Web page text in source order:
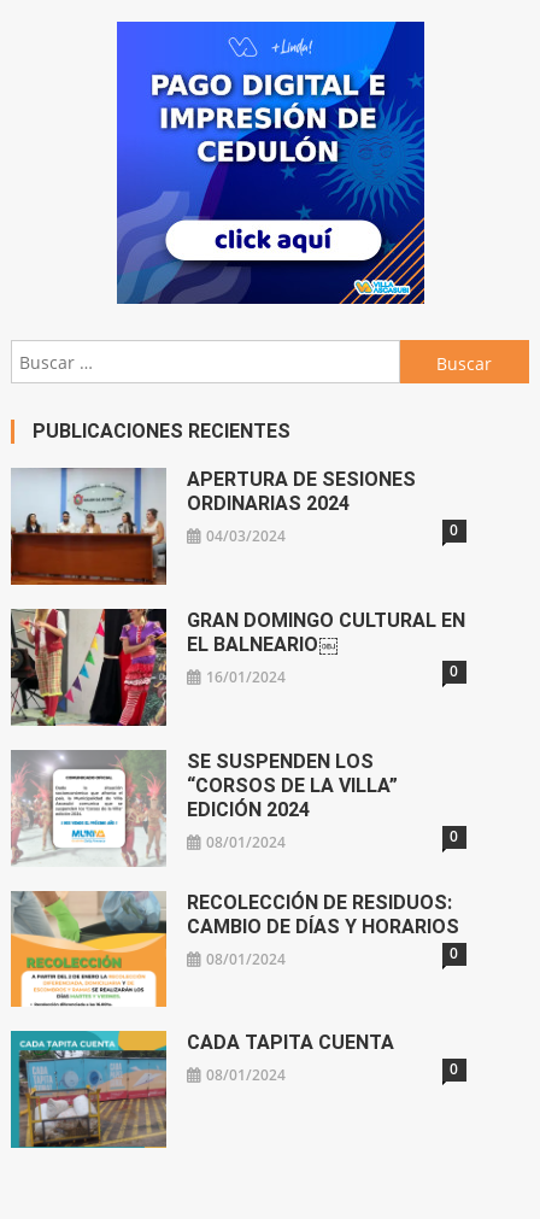
Buscar:
PUBLICACIONES RECIENTES
APERTURA DE SESIONES
ORDINARIAS 2024
04/03/2024 0
GRAN DOMINGO CULTURAL EN
EL BALNEARIO￼
16/01/2024 0
SE SUSPENDEN LOS
“CORSOS DE LA VILLA”
EDICIÓN 2024
08/01/2024 0
RECOLECCIÓN DE RESIDUOS:
CAMBIO DE DÍAS Y HORARIOS
08/01/2024 0
CADA TAPITA CUENTA
08/01/2024 0